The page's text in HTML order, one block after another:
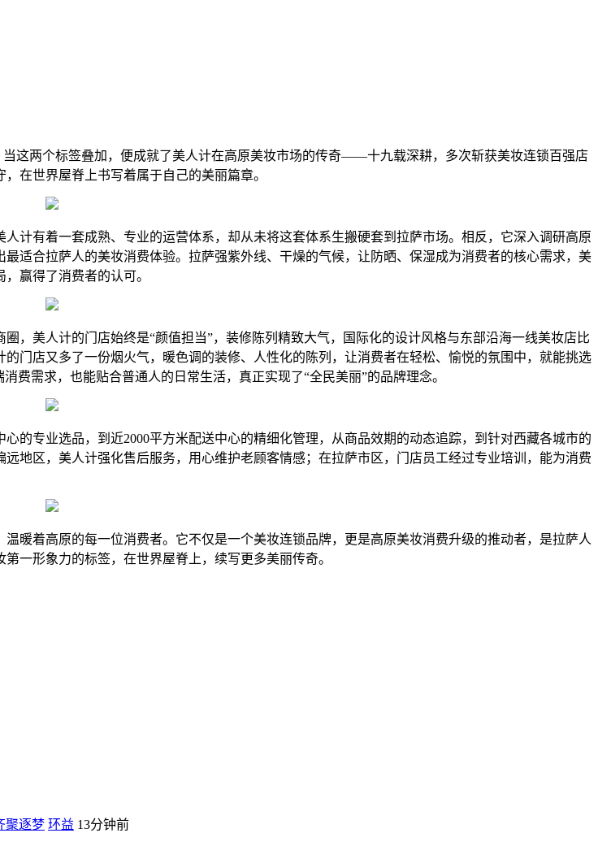
这两个标签叠加，便成就了美人计在高原美妆市场的传奇——十九载深耕，多次斩获美妆连锁百强店
在世界屋脊上书写着属于自己的美丽篇章。
计有着一套成熟、专业的运营体系，却从未将这套体系生搬硬套到拉萨市场。相反，它深入调研高原
适合拉萨人的美妆消费体验。拉萨强紫外线、干燥的气候，让防晒、保湿成为消费者的核心需求，美
赢得了消费者的认可。
，美人计的门店始终是“颜值担当”，装修陈列精致大气，国际化的设计风格与东部沿海一线美妆店比
门店又多了一份烟火气，暖色调的装修、人性化的陈列，让消费者在轻松、愉悦的氛围中，就能挑选
费需求，也能贴合普通人的日常生活，真正实现了“全民美丽”的品牌理念。
的专业选品，到近2000平方米配送中心的精细化管理，从商品效期的动态追踪，到针对西藏各城市的
地区，美人计强化售后服务，用心维护老顾客情感；在拉萨市区，门店员工经过专业培训，能为消费
暖着高原的每一位消费者。它不仅是一个美妆连锁品牌，更是高原美妆消费升级的推动者，是拉萨人
一形象力的标签，在世界屋脊上，续写更多美丽传奇。
聚逐梦 环益 13分钟前